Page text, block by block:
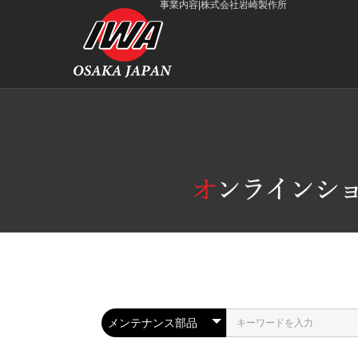
事業内容|株式会社岩崎製作所